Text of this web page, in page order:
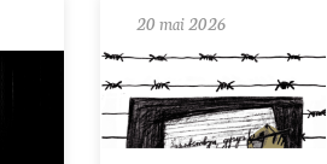
20 mai 2026